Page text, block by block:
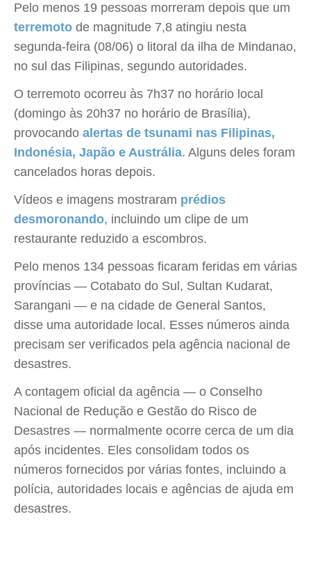
Pelo menos 19 pessoas morreram depois que um
terremoto de magnitude 7,8 atingiu nesta
segunda-feira (08/06) o litoral da ilha de Mindanao,
no sul das Filipinas, segundo autoridades.
O terremoto ocorreu às 7h37 no horário local
(domingo às 20h37 no horário de Brasília),
provocando alertas de tsunami nas Filipinas,
Indonésia, Japão e Austrália. Alguns deles foram
cancelados horas depois.
Vídeos e imagens mostraram prédios
desmoronando, incluindo um clipe de um
restaurante reduzido a escombros.
Pelo menos 134 pessoas ficaram feridas em várias
províncias — Cotabato do Sul, Sultan Kudarat,
Sarangani — e na cidade de General Santos,
disse uma autoridade local. Esses números ainda
precisam ser verificados pela agência nacional de
desastres.
A contagem oficial da agência — o Conselho
Nacional de Redução e Gestão do Risco de
Desastres — normalmente ocorre cerca de um dia
após incidentes. Eles consolidam todos os
números fornecidos por várias fontes, incluindo a
polícia, autoridades locais e agências de ajuda em
desastres.